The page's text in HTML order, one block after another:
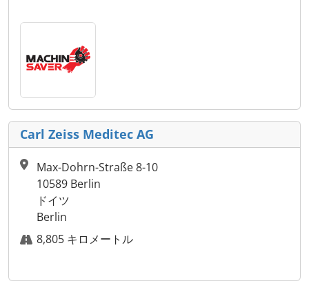
Carl Zeiss Meditec AG
Max-Dohrn-Straße 8-10
10589 Berlin
ドイツ
Berlin
8,805 キロメートル